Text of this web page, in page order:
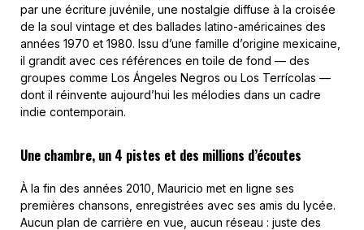
par une écriture juvénile, une nostalgie diffuse à la croisée
de la soul vintage et des ballades latino-américaines des
années 1970 et 1980. Issu d’une famille d’origine mexicaine,
il grandit avec ces références en toile de fond — des
groupes comme Los Ángeles Negros ou Los Terrícolas —
dont il réinvente aujourd’hui les mélodies dans un cadre
indie contemporain.
Une chambre, un 4 pistes et des millions d’écoutes
À la fin des années 2010, Mauricio met en ligne ses
premières chansons, enregistrées avec ses amis du lycée.
Aucun plan de carrière en vue, aucun réseau : juste des